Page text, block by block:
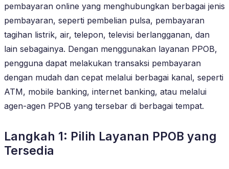
pembayaran online yang menghubungkan berbagai jenis
pembayaran, seperti pembelian pulsa, pembayaran
tagihan listrik, air, telepon, televisi berlangganan, dan
lain sebagainya. Dengan menggunakan layanan PPOB,
pengguna dapat melakukan transaksi pembayaran
dengan mudah dan cepat melalui berbagai kanal, seperti
ATM, mobile banking, internet banking, atau melalui
agen-agen PPOB yang tersebar di berbagai tempat.
Langkah 1: Pilih Layanan PPOB yang
Tersedia